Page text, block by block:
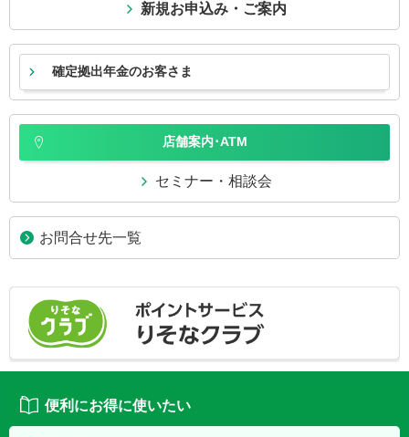
新規お申込み・ご案内
確定拠出年金のお客さま
店舗案内･ATM
セミナー・相談会
お問合せ先一覧
便利にお得に使いたい